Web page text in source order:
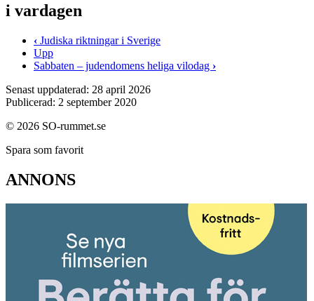
i vardagen
‹ Judiska riktningar i Sverige
Upp
Sabbaten – judendomens heliga vilodag ›
Senast uppdaterad: 28 april 2026
Publicerad: 2 september 2020
© 2026 SO-rummet.se
Spara som favorit
ANNONS